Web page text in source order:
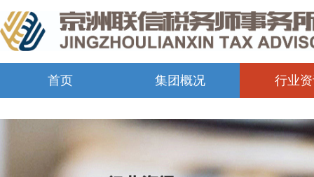
首页 集团概况 行业